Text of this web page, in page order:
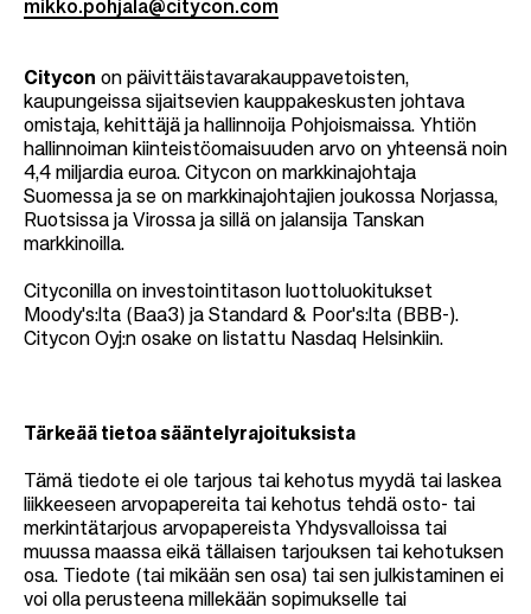
mikko.pohjala@citycon.com
Citycon on päivittäistavarakauppavetoisten,
kaupungeissa sijaitsevien kauppakeskusten johtava
omistaja, kehittäjä ja hallinnoija Pohjoismaissa. Yhtiön
hallinnoiman kiinteistöomaisuuden arvo on yhteensä noin
4,4 miljardia euroa. Citycon on markkinajohtaja
Suomessa ja se on markkinajohtajien joukossa Norjassa,
Ruotsissa ja Virossa ja sillä on jalansija Tanskan
markkinoilla.
Cityconilla on investointitason luottoluokitukset
Moody's:lta (Baa3) ja Standard & Poor's:lta (BBB-).
Citycon Oyj:n osake on listattu Nasdaq Helsinkiin.
Tärkeää tietoa sääntelyrajoituksista
Tämä tiedote ei ole tarjous tai kehotus myydä tai laskea
liikkeeseen arvopapereita tai kehotus tehdä osto- tai
merkintätarjous arvopapereista Yhdysvalloissa tai
muussa maassa eikä tällaisen tarjouksen tai kehotuksen
osa. Tiedote (tai mikään sen osa) tai sen julkistaminen ei
voi olla perusteena millekään sopimukselle tai